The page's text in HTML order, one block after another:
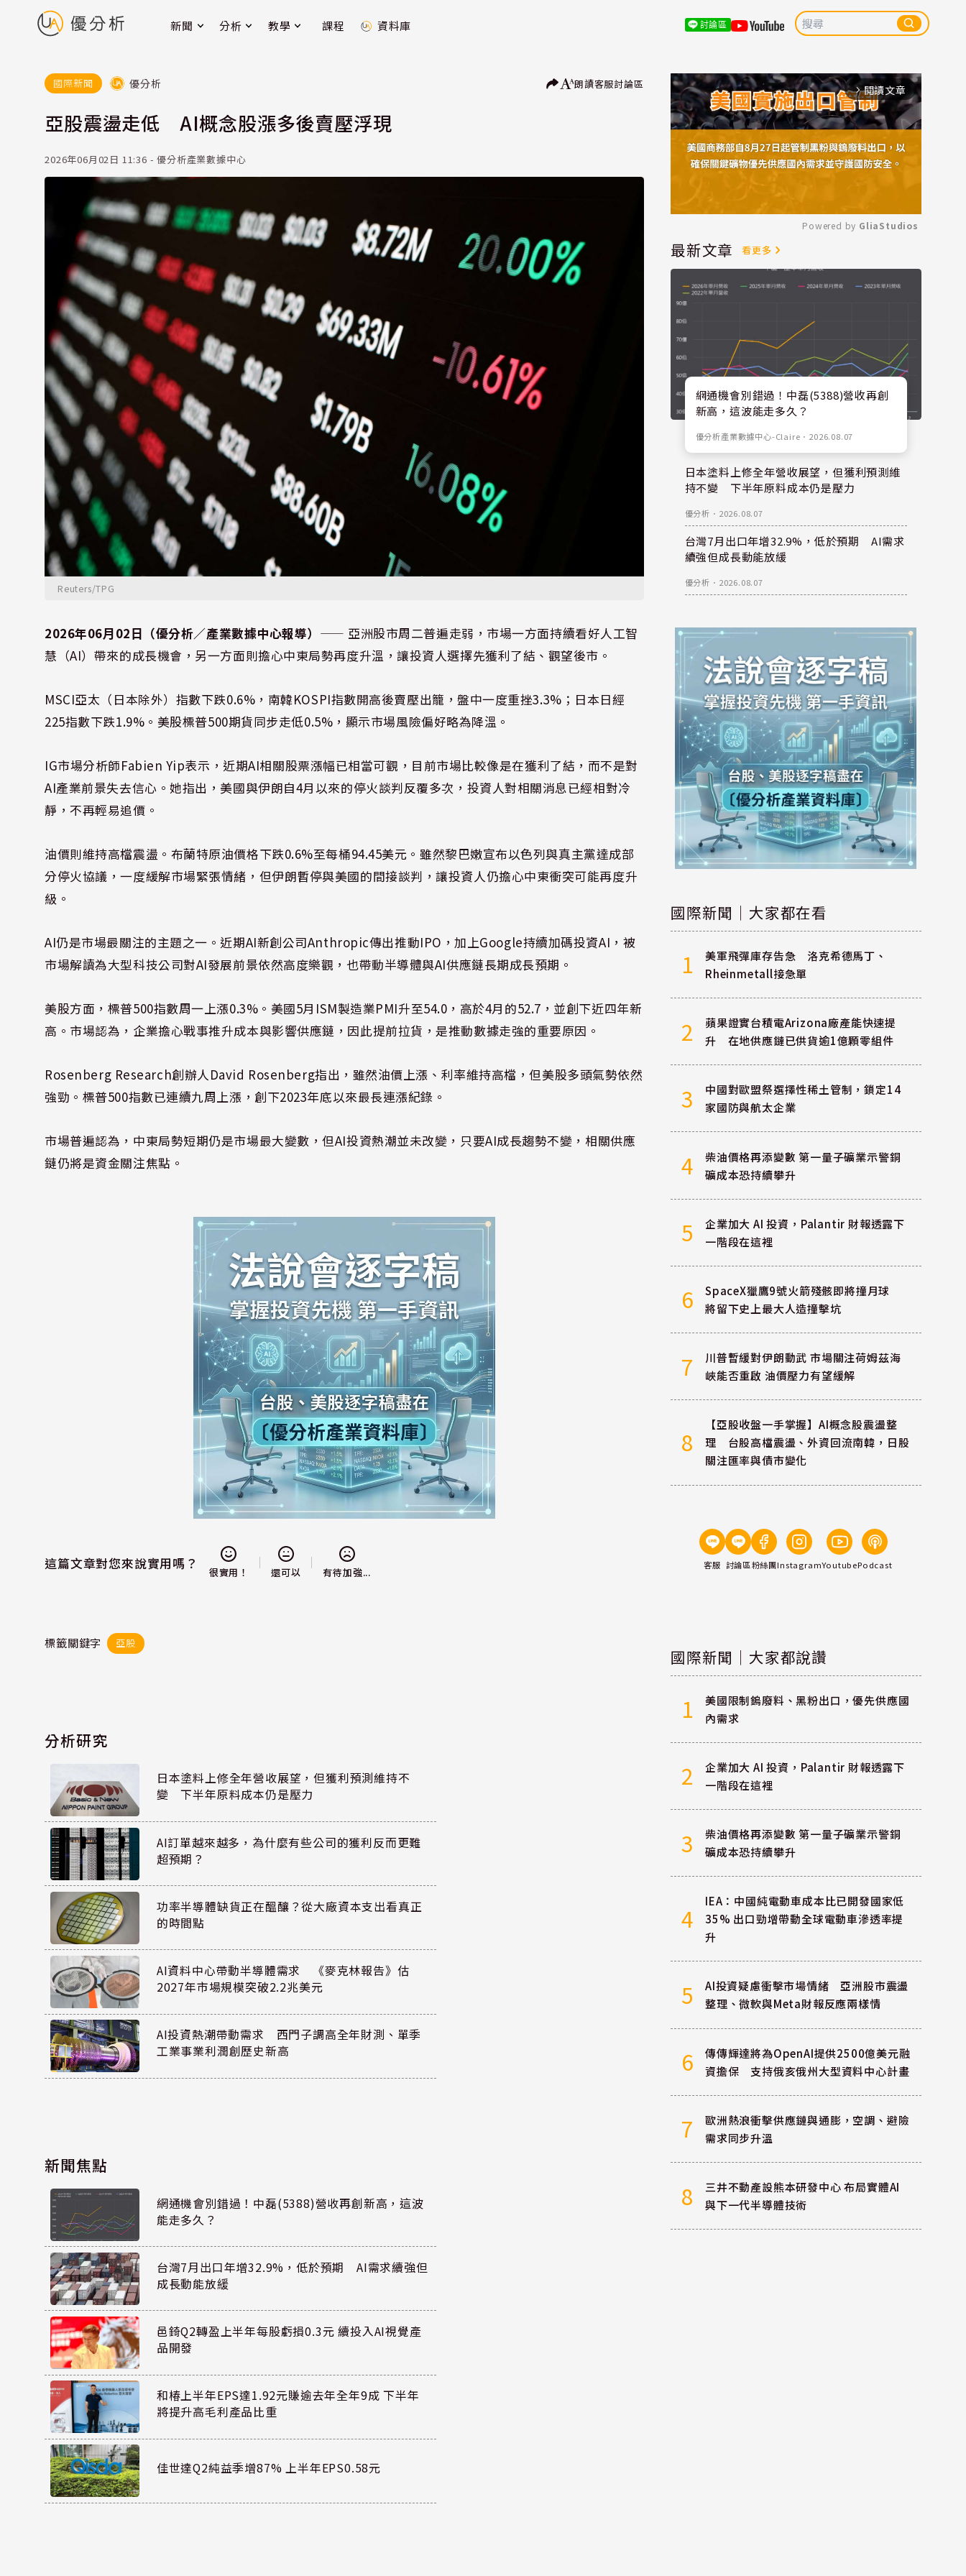
新聞 分析 教學 課程 資料庫 討論區
國際新聞 優分析 朗讀客服討論區
亞股震盪走低 AI概念股漲多後賣壓浮現
2026年06月02日 11:36 - 優分析產業數據中心
Reuters/TPG
2026年06月02日（優分析／產業數據中心報導） ⸺ 亞洲股市周二普遍走弱，市場一方面持續看好人工智
慧（AI）帶來的成長機會，另一方面則擔心中東局勢再度升溫，讓投資人選擇先獲利了結、觀望後市。
MSCI亞太（日本除外）指數下跌0.6%，南韓KOSPI指數開高後賣壓出籠，盤中一度重挫3.3%；日本日經
225指數下跌1.9%。美股標普500期貨同步走低0.5%，顯示市場風險偏好略為降溫。
IG市場分析師Fabien Yip表示，近期AI相關股票漲幅已相當可觀，目前市場比較像是在獲利了結，而不是對
AI產業前景失去信心。她指出，美國與伊朗自4月以來的停火談判反覆多次，投資人對相關消息已經相對冷
靜，不再輕易追價。
油價則維持高檔震盪。布蘭特原油價格下跌0.6%至每桶94.45美元。雖然黎巴嫩宣布以色列與真主黨達成部
分停火協議，一度緩解市場緊張情緒，但伊朗暫停與美國的間接談判，讓投資人仍擔心中東衝突可能再度升
級。
AI仍是市場最關注的主題之一。近期AI新創公司Anthropic傳出推動IPO，加上Google持續加碼投資AI，被
市場解讀為大型科技公司對AI發展前景依然高度樂觀，也帶動半導體與AI供應鏈長期成長預期。
美股方面，標普500指數周一上漲0.3%。美國5月ISM製造業PMI升至54.0，高於4月的52.7，並創下近四年新
高。市場認為，企業擔心戰事推升成本與影響供應鏈，因此提前拉貨，是推動數據走強的重要原因。
Rosenberg Research創辦人David Rosenberg指出，雖然油價上漲、利率維持高檔，但美股多頭氣勢依然
強勁。標普500指數已連續九周上漲，創下2023年底以來最長連漲紀錄。
市場普遍認為，中東局勢短期仍是市場最大變數，但AI投資熱潮並未改變，只要AI成長趨勢不變，相關供應
鏈仍將是資金關注焦點。
這篇文章對您來說實用嗎？
很實用！ 還可以 有待加強...
標籤關鍵字 亞股
分析研究
日本塗料上修全年營收展望，但獲利預測維持不
變 下半年原料成本仍是壓力
AI訂單越來越多，為什麼有些公司的獲利反而更難
超預期？
功率半導體缺貨正在醞釀？從大廠資本支出看真正
的時間點
AI資料中心帶動半導體需求 《麥克林報告》估
2027年市場規模突破2.2兆美元
AI投資熱潮帶動需求 西門子調高全年財測、單季
工業事業利潤創歷史新高
新聞焦點
網通機會別錯過！中磊(5388)營收再創新高，這波
能走多久？
台灣7月出口年增32.9%，低於預期 AI需求續強但
成長動能放緩
邑錡Q2轉盈上半年每股虧損0.3元 續投入AI視覺產
品開發
和椿上半年EPS達1.92元賺逾去年全年9成 下半年
將提升高毛利產品比重
佳世達Q2純益季增87% 上半年EPS0.58元
arrow_forward_ios 閱讀文章
Mute
Powered by GliaStudios
最新文章 看更多
網通機會別錯過！中磊(5388)營收再創
新高，這波能走多久？
優分析產業數據中心-Claire ． 2026.08.07
日本塗料上修全年營收展望，但獲利預測維
持不變 下半年原料成本仍是壓力
優分析 ． 2026.08.07
台灣7月出口年增32.9%，低於預期 AI需求
續強但成長動能放緩
優分析 ． 2026.08.07
國際新聞｜大家都在看
1
美軍飛彈庫存告急 洛克希德馬丁、
Rheinmetall接急單
2
蘋果證實台積電Arizona廠產能快速提
升 在地供應鏈已供貨逾1億顆零組件
3
中國對歐盟祭選擇性稀土管制，鎖定14
家國防與航太企業
4
柴油價格再添變數 第一量子礦業示警銅
礦成本恐持續攀升
5
企業加大 AI 投資，Palantir 財報透露下
一階段在這裡
6
SpaceX獵鷹9號火箭殘骸即將撞月球
將留下史上最大人造撞擊坑
7
川普暫緩對伊朗動武 市場關注荷姆茲海
峽能否重啟 油價壓力有望緩解
8
【亞股收盤一手掌握】AI概念股震盪整
理 台股高檔震盪、外資回流南韓，日股
關注匯率與債市變化
客服 討論區粉絲團InstagramYoutubePodcast
國際新聞｜大家都說讚
1
美國限制鎢廢料、黑粉出口，優先供應國
內需求
2
企業加大 AI 投資，Palantir 財報透露下
一階段在這裡
3
柴油價格再添變數 第一量子礦業示警銅
礦成本恐持續攀升
4
IEA：中國純電動車成本比已開發國家低
35% 出口勁增帶動全球電動車滲透率提
升
5
AI投資疑慮衝擊市場情緒 亞洲股市震盪
整理、微軟與Meta財報反應兩樣情
6
傳傳輝達將為OpenAI提供2500億美元融
資擔保 支持俄亥俄州大型資料中心計畫
7
歐洲熱浪衝擊供應鏈與通膨，空調、避險
需求同步升溫
8
三井不動產設熊本研發中心 布局實體AI
與下一代半導體技術